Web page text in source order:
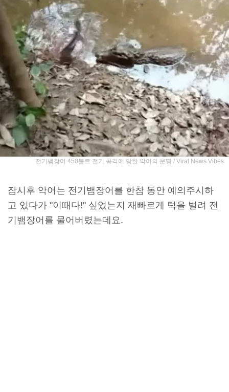
전기뱀장어 450볼트 전기 공격에 당한 악어의 운명 / Viral News Vibes
잠시후 악어는 전기뱀장어를 한참 동안 예의주시하
고 있다가 "이때다!" 싶었는지 재빠르게 턱을 벌려 전
기뱀장어를 물어버렸는데요.